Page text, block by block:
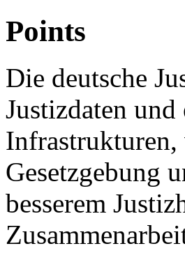
Points
Die deutsche
Justizdaten
Infrastrukturen,
Gesetzgebung
besserem